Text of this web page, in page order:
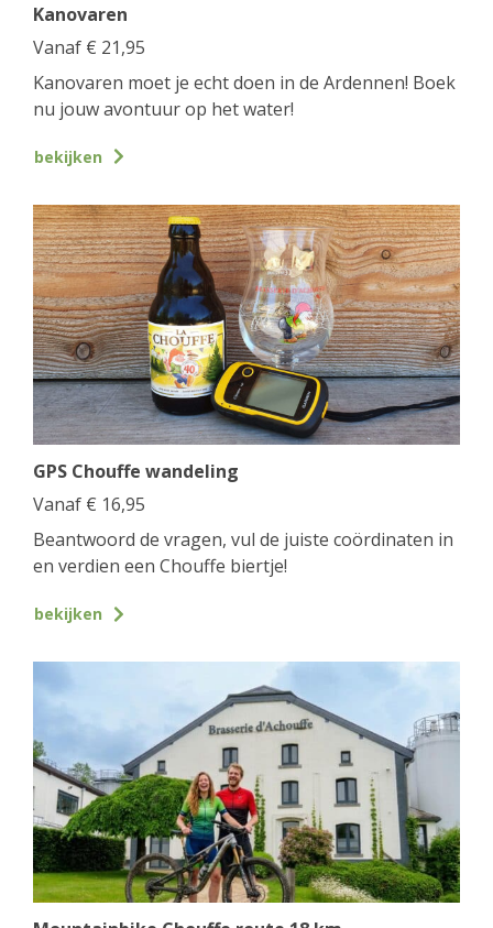
Kanovaren
Vanaf € 21,95
Kanovaren moet je echt doen in de Ardennen! Boek
nu jouw avontuur op het water!
bekijken
GPS Chouffe wandeling
Vanaf € 16,95
Beantwoord de vragen, vul de juiste coördinaten in
en verdien een Chouffe biertje!
bekijken